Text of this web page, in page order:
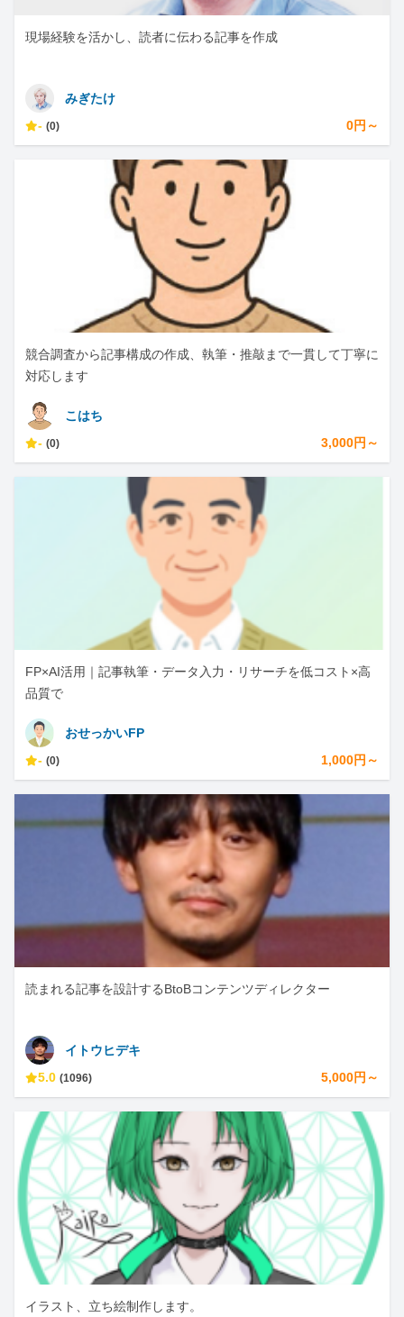
現場経験を活かし、読者に伝わる記事を作成
みぎたけ
- (0) 0円～
競合調査から記事構成の作成、執筆・推敲まで一貫して丁寧に
対応します
こはち
- (0) 3,000円～
FP×AI活用｜記事執筆・データ入力・リサーチを低コスト×高
品質で
おせっかいFP
- (0) 1,000円～
読まれる記事を設計するBtoBコンテンツディレクター
イトウヒデキ
5.0 (1096) 5,000円～
イラスト、立ち絵制作します。